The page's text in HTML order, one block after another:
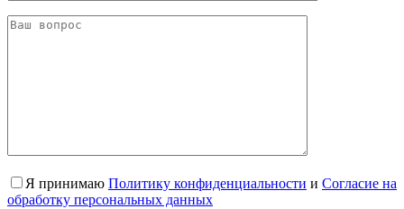
Я принимаю Политику конфиденциальности и Согласие на
обработку персональных данных